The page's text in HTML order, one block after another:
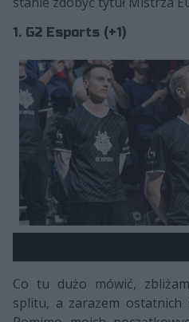
1. G2 Esports (+1)
Co tu dużo mówić,
splitu, a zarazem ostatnich